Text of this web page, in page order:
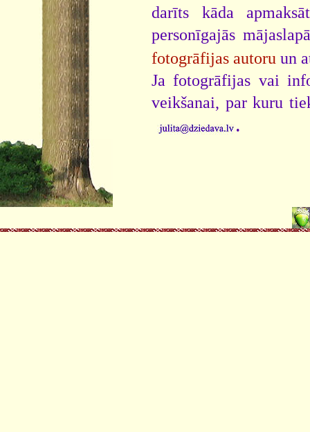
darīts kāda
personīgajās
fotogrāfijas autoru un
Ja fotogrāfijas vai
veikšanai, par kuru
.